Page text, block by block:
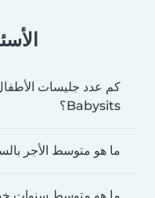
كم عدد جليسات
Babysits؟
ما هو متوسط الأجر